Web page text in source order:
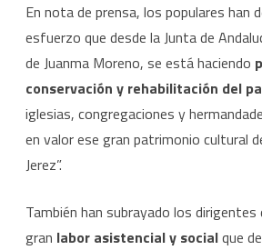
En nota de prensa, los populares han
esfuerzo que desde la Junta de
de Juanma Moreno, se está haciendo
conservación y rehabilitación del
iglesias, congregaciones y
en valor ese gran patrimonio cultural
Jerez”.
También han subrayado los dirigentes
gran labor asistencial y socialque